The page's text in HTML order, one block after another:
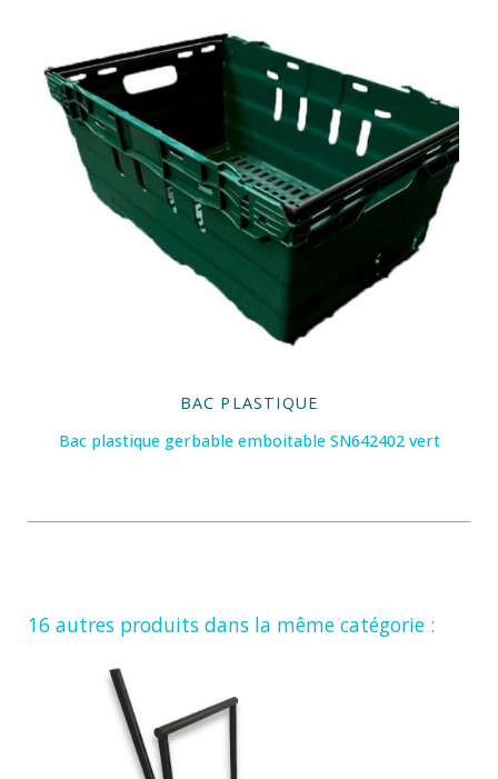
BAC PLASTIQUE
Bac plastique gerbable emboitable SN642402 vert
16 autres produits dans la même catégorie :